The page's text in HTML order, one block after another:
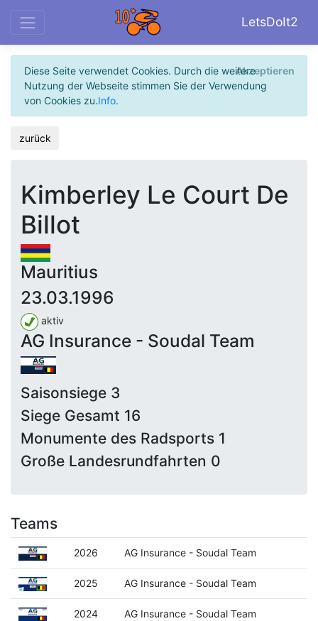
LetsDoIt2
Diese Seite verwendet Cookies. Durch die weitere
Nutzung der Webseite stimmen Sie der Verwendung
von Cookies zu.Info.
Akzeptieren
zurück
Kimberley Le Court De
Billot
Mauritius
23.03.1996
aktiv
AG Insurance - Soudal Team
Saisonsiege 3
Siege Gesamt 16
Monumente des Radsports 1
Große Landesrundfahrten 0
Teams
2026 AG Insurance - Soudal Team
2025 AG Insurance - Soudal Team
2024 AG Insurance - Soudal Team